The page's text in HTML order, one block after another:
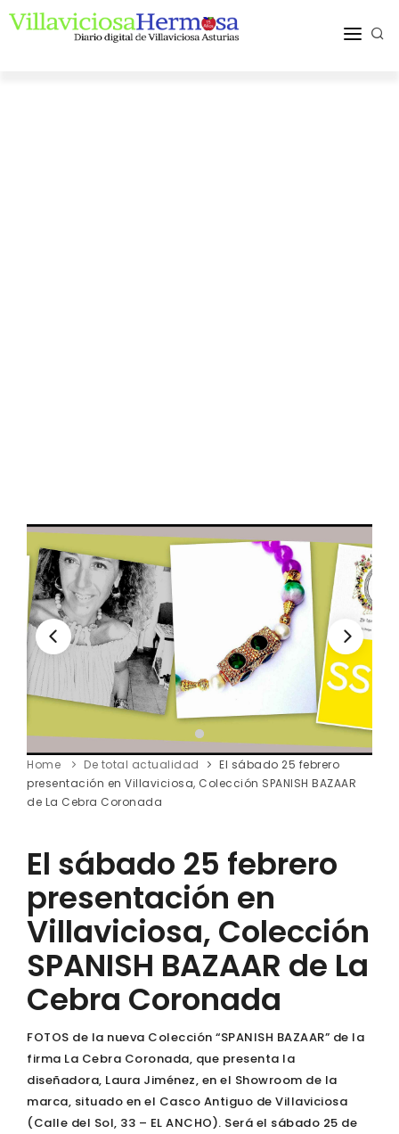
Home De total actualidad
El sábado 25 febrero
presentación en Villaviciosa, Colección SPANISH BAZAAR
de La Cebra Coronada
El sábado 25 febrero
presentación en
Villaviciosa, Colección
SPANISH BAZAAR de La
Cebra Coronada
FOTOS de la nueva Colección “SPANISH BAZAAR” de la
firma La Cebra Coronada, que presenta la
diseñadora, Laura Jiménez, en el Showroom de la
marca, situado en el Casco Antiguo de Villaviciosa
(Calle del Sol, 33 – EL ANCHO). Será el sábado 25 de